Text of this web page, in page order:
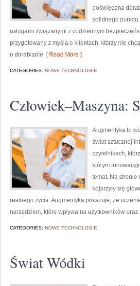
poświęcona
solidnego punktu
usługami związanymi z codziennym
przygotowany z myślą o klientach, którzy nie
o dorabianie [ Read More ]
CATEGORIES: NOWE TECHNOLOGIE
Człowiek–Maszyna:
Augmentyka to
świat sztucznej
czytelnikach,
którym
temat. Na stronie
kojarzyły się
realnego życia. Augmentyka pokazuje, że
narzędziem, które wpływa na użytkowników
CATEGORIES: NOWE TECHNOLOGIE
Świat Wódki